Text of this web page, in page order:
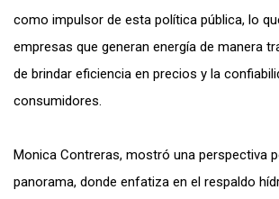
como impulsor de esta política pública, lo
empresas que generan energía de manera
de brindar eficiencia en precios y la
consumidores.
Monica Contreras, mostró una perspectiva
panorama, donde enfatiza en el respaldo